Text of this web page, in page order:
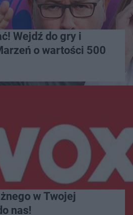
Wejdź do gry i
o wartości 500
w Twojej
nas!